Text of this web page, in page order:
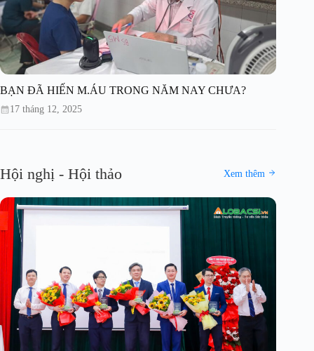
BẠN ĐÃ HIẾN M.ÁU TRONG NĂM NAY CHƯA?
17 tháng 12, 2025
Hội nghị - Hội thảo Xem thêm